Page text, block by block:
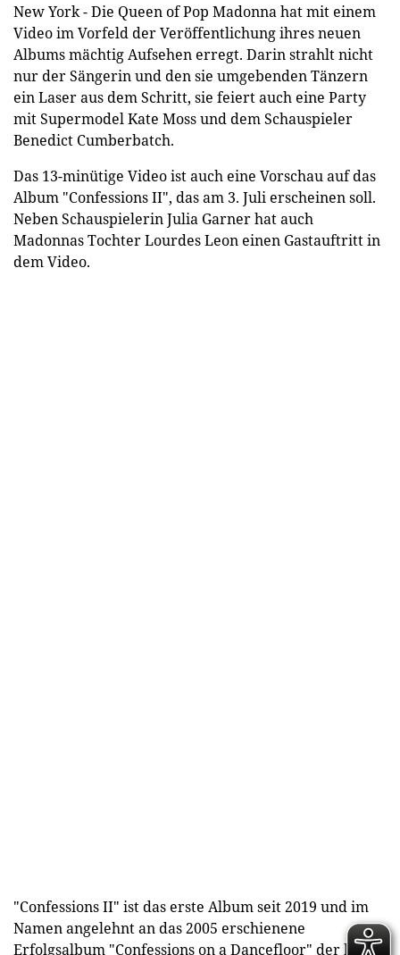
New York - Die Queen of Pop Madonna hat mit einem
Video im Vorfeld der Veröffentlichung ihres neuen
Albums mächtig Aufsehen erregt. Darin strahlt nicht
nur der Sängerin und den sie umgebenden Tänzern
ein Laser aus dem Schritt, sie feiert auch eine Party
mit Supermodel Kate Moss und dem Schauspieler
Benedict Cumberbatch.
Das 13-minütige Video ist auch eine Vorschau auf das
Album "Confessions II", das am 3. Juli erscheinen soll.
Neben Schauspielerin Julia Garner hat auch
Madonnas Tochter Lourdes Leon einen Gastauftritt in
dem Video.
"Confessions II" ist das erste Album seit 2019 und im
Namen angelehnt an das 2005 erschienene
Erfolgsalbum "Confessions on a Dancefloor" der heute